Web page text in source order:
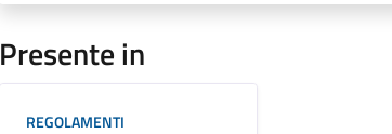
Presente in
REGOLAMENTI